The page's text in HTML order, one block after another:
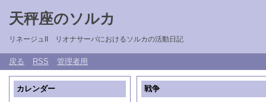
天秤座のソルカ
リネージュII リオナサーバにおけるソルカの活動日記
戻る RSS 管理者用
戦争
カレンダー